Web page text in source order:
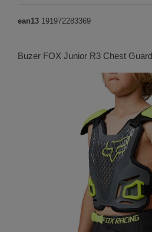
ean13 191972283369
Buzer FOX Junior R3 Chest Guard